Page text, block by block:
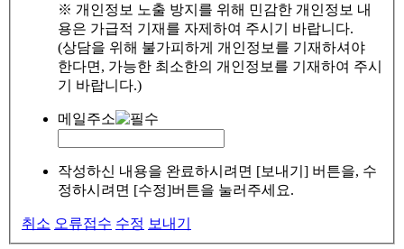
※ 개인정보 노출 방지를 위해 민감한 개인정보 내
용은 가급적 기재를 자제하여 주시기 바랍니다.
(상담을 위해 불가피하게 개인정보를 기재하셔야
한다면, 가능한 최소한의 개인정보를 기재하여 주시
기 바랍니다.)
메일주소
작성하신 내용을 완료하시려면 [보내기] 버튼을, 수
정하시려면 [수정]버튼을 눌러주세요.
취소 오류접수 수정 보내기